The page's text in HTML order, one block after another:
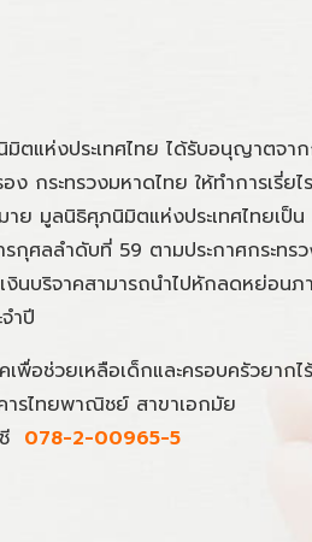
ตแห่งประเทศไทย ได้รับอนุญาตจา
ง กระทรวงมหาดไทย ให้ทำการเรี่ยไร
ย มูลนิธิศุภนิมิตแห่งประเทศไทยเป็น
กุศลลำดับที่ 59 ตามประกาศกระทร
งินบริจาคสามารถนำไปหักลดหย่อนภ
ำปี
เพื่อช่วยเหลือเด็กและครอบครัวยากไ
ารไทยพาณิชย์ สาขาเอกมัย
078-2-00965-5